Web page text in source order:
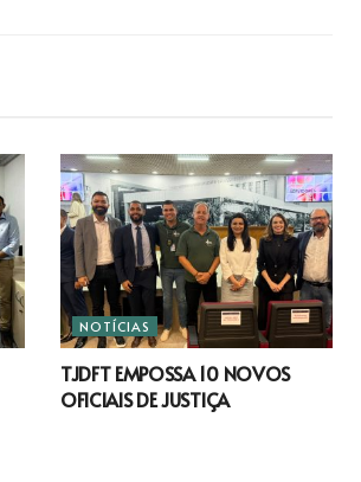
NOTÍCIAS
TJDFT EMPOSSA 10 NOVOS
OFICIAIS DE JUSTIÇA